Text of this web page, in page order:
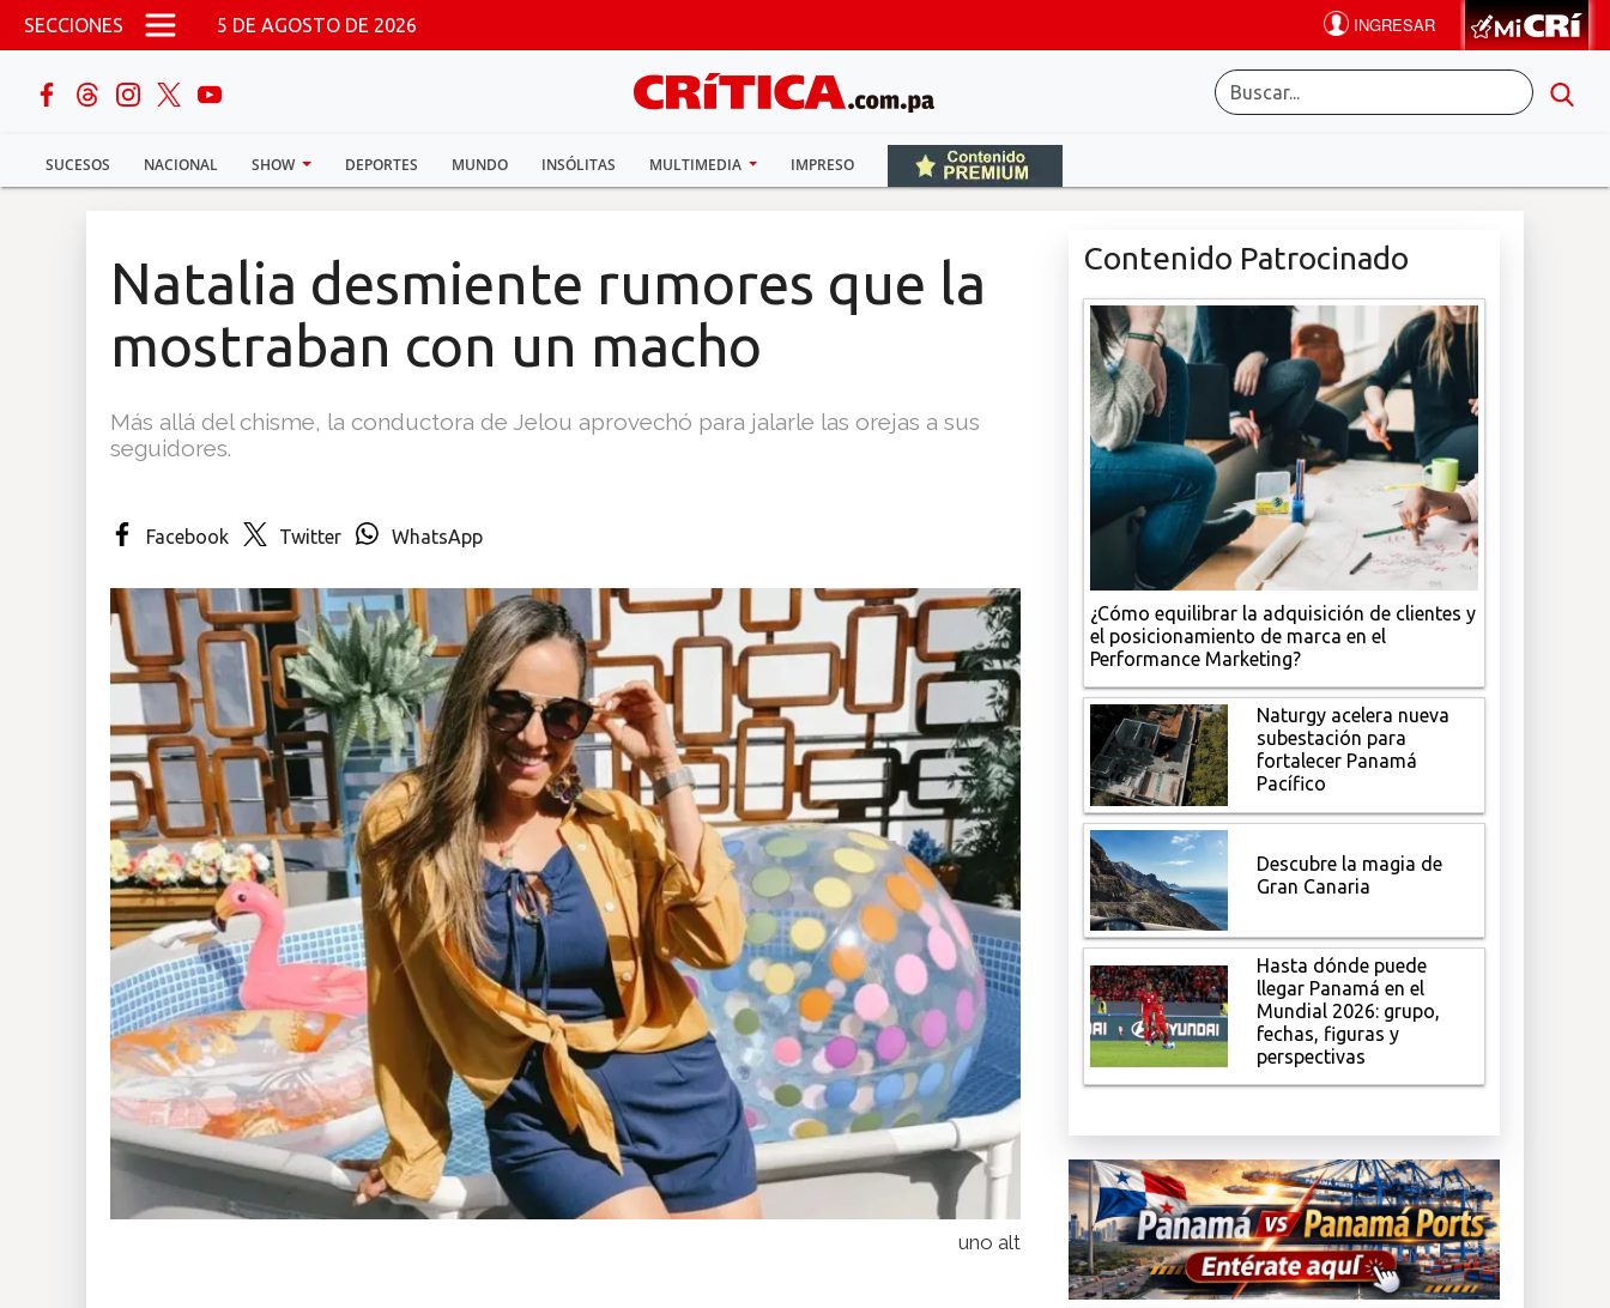
Pasar al contenido principal
SECCIONES 5 DE AGOSTO DE 2026
SUCESOS NACIONAL SHOW DEPORTES MUNDO INSÓLITAS MULTIMEDIA IMPRESO
buscar
Sucesos
Multimedia
Natalia desmiente rumores que la
mostraban con un macho
Más allá del chisme, la conductora de Jelou aprovechó para jalarle las orejas a sus
seguidores.
Facebook Twitter WhatsApp
uno alt
Contenido Patrocinado
¿Cómo equilibrar la adquisición de clientes y
el posicionamiento de marca en el
Performance Marketing?
Naturgy acelera nueva
subestación para
fortalecer Panamá
Pacífico
Descubre la magia de
Gran Canaria
Hasta dónde puede
llegar Panamá en el
Mundial 2026: grupo,
fechas, figuras y
perspectivas